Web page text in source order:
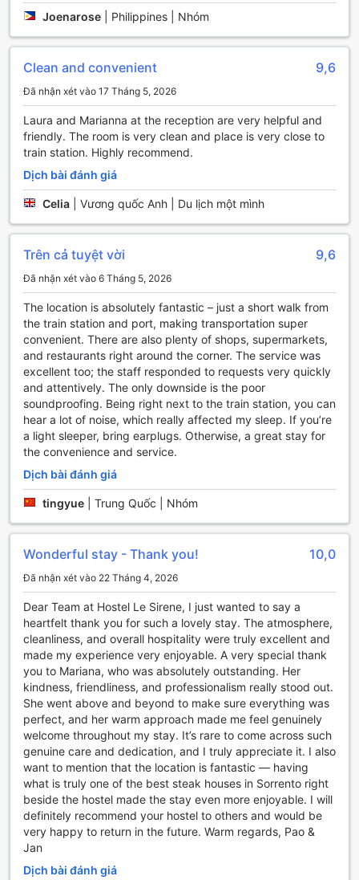
Tiện Nghi Phòng Nghỉ Tại Hostel le Sirene
Tại Hostel le Sirene, mỗi phòng nghỉ đều được trang bị đầy
cho du khách. Hệ thống điều hòa không khí sẽ giúp bạn dễ
dàng điều chỉnh nhiệt độ theo ý thích, tạo cảm giác mát mẻ
và dễ chịu trong những ngày hè oi ả của Sô-ren-tô. Ngoài
ra, bạn cũng có thể tận hưởng những giây phút thư giãn
với chiếc tivi được lắp đặt trong phòng, nơi bạn có thể xem
các chương trình yêu thích hoặc theo dõi tin tức trong khi
thưởng thức không khí thoải mái của nơi đây.
Để giúp bạn có một kỳ nghỉ trọn vẹn, Hostel le Sirene cũng
cung cấp đầy đủ các vật dụng cần thiết như khăn tắm và
sẽ và mềm mại sẽ khiến bạn cảm thấy như đang ở trong
chính ngôi nhà của mình. Với tất cả những tiện nghi này,
Hostel le Sirene hứa hẹn sẽ mang đến cho bạn một trải
nghiệm nghỉ dưỡng tuyệt vời và đáng nhớ.
Trải Nghiệm Ẩm Thực Tại Hostel le Sirene
Tại Hostel le Sirene, thực khách sẽ được trải nghiệm không
gian ẩm thực tuyệt vời với quán cà phê thân thiện và ấm
cúng. Nơi đây không chỉ là điểm dừng chân lý tưởng cho
những ai yêu thích hương vị cà phê thơm ngon, mà còn là
nơi để thư giãn, trò chuyện cùng bạn bè hoặc làm việc
trong một bầu không khí thoải mái và dễ chịu. Với những ly
cà phê được pha chế từ những hạt cà phê chất lượng nhất,
quán cà phê của chúng tôi mang đến cho bạn những giây
phút thưởng thức tuyệt vời bên tách cà phê nóng hổi.
Ngoài ra, Hostel le Sirene còn phục vụ bữa sáng kiểu lục
địa mỗi ngày, giúp bạn khởi đầu một ngày mới tràn đầy
năng lượng. Bữa sáng được chuẩn bị tỉ mỉ với đa dạng các
món ăn nhẹ, từ bánh mì tươi, trái cây tươi ngon đến các loại
đồ uống bổ dưỡng. Đội ngũ nhân viên chu đáo và chuyên
bảo rằng mỗi bữa sáng không chỉ là bữa ăn mà còn là một
trải nghiệm thú vị, giúp bạn sẵn sàng cho những cuộc
phiêu lưu khám phá thành phố Sô-ren-tô xinh đẹp.
Khám Phá Các Loại Phòng Tại Hostel le Sirene
Tại Hostel le Sirene, bạn sẽ tìm thấy những loại phòng đa
dạng phù hợp với nhu cầu của mọi du khách. Phòng Quad
rộng 25 mét vuông, mang đến không gian thoải mái với sự
lựa chọn giữa 2 giường đơn hoặc 1 giường đôi, lý tưởng
cho những chuyến đi cùng gia đình hoặc nhóm bạn. Đối với
những ai du lịch một mình hoặc theo cặp, phòng Standard
với diện tích 17 mét vuông sẽ là sự lựa chọn hoàn hảo,
mang đến không gian ấm cúng và riêng tư.
Ngoài ra, phòng Triple rộng 22 mét vuông với 1 giường đơn
hoặc 1 giường đôi cũng rất phù hợp cho những chuyến đi
nhóm nhỏ. Cuối cùng, phòng Twin với diện tích 17 mét
cho những ai muốn chia sẻ không gian mà vẫn giữ được sự
Joenarose Philippines | Nhóm
Clean and convenient 9,6
Đã nhận xét vào 17 Tháng 5, 2026
Laura and Marianna at the reception are very helpful and
friendly. The room is very clean and place is very close to
train station. Highly recommend.
Dịch bài đánh giá
Celia Vương quốc Anh | Du lịch một mình
Trên cả tuyệt vời 9,6
Đã nhận xét vào 6 Tháng 5, 2026
The location is absolutely fantastic – just a short walk from
the train station and port, making transportation super
convenient. There are also plenty of shops, supermarkets,
and restaurants right around the corner. The service was
excellent too; the staff responded to requests very quickly
and attentively. The only downside is the poor
soundproofing. Being right next to the train station, you can
hear a lot of noise, which really affected my sleep. If you’re
a light sleeper, bring earplugs. Otherwise, a great stay for
the convenience and service.
Dịch bài đánh giá
tingyue Trung Quốc | Nhóm
Wonderful stay - Thank you! 10,0
Đã nhận xét vào 22 Tháng 4, 2026
Dear Team at Hostel Le Sirene, I just wanted to say a
heartfelt thank you for such a lovely stay. The atmosphere,
cleanliness, and overall hospitality were truly excellent and
made my experience very enjoyable. A very special thank
you to Mariana, who was absolutely outstanding. Her
kindness, friendliness, and professionalism really stood out.
She went above and beyond to make sure everything was
perfect, and her warm approach made me feel genuinely
welcome throughout my stay. It’s rare to come across such
genuine care and dedication, and I truly appreciate it. I also
want to mention that the location is fantastic — having
what is truly one of the best steak houses in Sorrento right
beside the hostel made the stay even more enjoyable. I will
definitely recommend your hostel to others and would be
very happy to return in the future. Warm regards, Pao &
Jan
Dịch bài đánh giá